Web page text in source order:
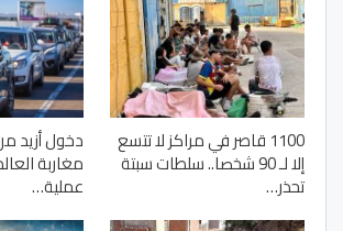
1100 قاصر في مراكز لا تتسع
إلا لـ 90 شخصا.. سلطات سبتة
تحذر…
مغاربة
عملية…